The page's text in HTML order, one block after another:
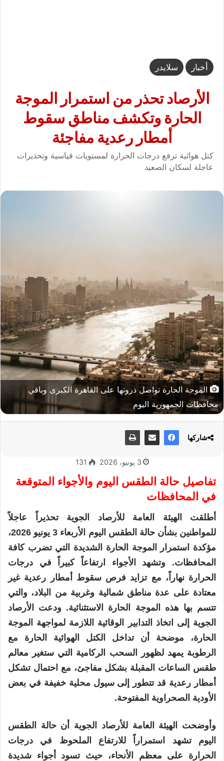
أخبار سلايدر
الأرصاد تحذر من استمرار الموجة
الحارة وتكشف مناطق سقوط
أمطار رعدية مفاجئة
كتل هوائية ترفع درجات الحرارة لمستويات قياسية وتحذيرات
عاجلة لسكان الصعيد
الموجة الحارة تواصل ذروتها على القاهرة الكبرى وباقي
محافظات الجمهورية اليوم
3 يونيو، 2026 131
تفاصيل حالة الطقس اليوم والأجواء المتوقعة
في المحافظات
أطلقت الهيئة العامة للأرصاد الجوية تحذيراً عاجلاً
للمواطنين بشأن حالة الطقس اليوم الأربعاء 3 يونيو 2026،
مؤكدة استمرار الموجة الحارة الشديدة التي تضرب كافة
المحافظات. وتشهد الأجواء ارتفاعاً كبيراً في درجات
الحرارة نهاراً، مع تزايد فرص سقوط أمطار رعدية غير
معتادة على عدة مناطق شمالية وغربية من البلاد، والتي
تتسم بها هذه الموجة الحارة الاستثنائية. ودعت الأرصاد
الجوية إلى اتخاذ التدابير الوقائية اللازمة لمواجهة الموجة
الحارة، موضحة أن تداخل الكتل الهوائية الحارة مع
الرطوبة يمهد لظهور السحب الركامية التي ستغير معالم
طقس الساعات المقبلة بشكل مفاجئ، مع احتمال تشكل
أمطار رعدية قد تتطور إلى سيول محلية خفيفة في بعض
الأودية الصحراوية المفتوحة.
وأوضحت الهيئة العامة للأرصاد الجوية أن حالة الطقس
اليوم تشهد استمراراً للارتفاع الملحوظ في درجات
الحرارة على معظم الأنحاء، حيث تسود أجواء شديدة
شاركها